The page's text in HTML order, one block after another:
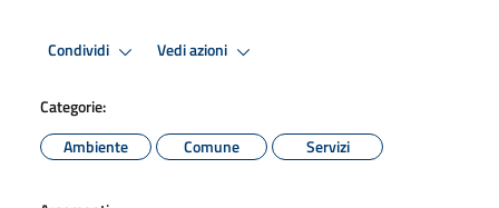
Condividi Vedi azioni
Categorie:
Ambiente
Comune Servizi